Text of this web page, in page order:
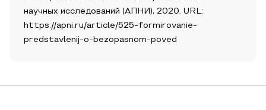
научных исследований (АПНИ), 2020. URL:
https://apni.ru/article/525-formirovanie-
predstavlenij-o-bezopasnom-poved